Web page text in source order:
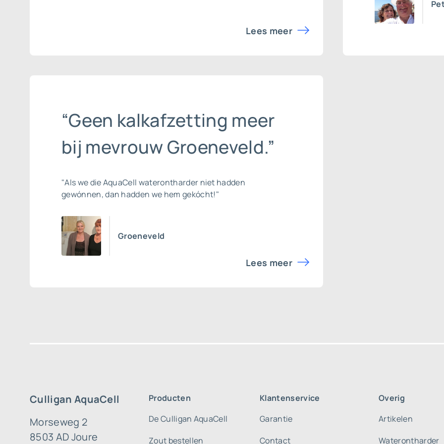
Lees meer
“Geen kalkafzetting meer
bij mevrouw Groeneveld.”
"Als we die AquaCell waterontharder niet hadden
gewónnen, dan hadden we hem gekócht!"
Groeneveld
Lees meer
Culligan AquaCell
Morseweg 2
8503 AD Joure
Producten
De Culligan AquaCell
Zout bestellen
Klantenservice
Garantie
Contact
Overig
Artikelen
Waterontharder